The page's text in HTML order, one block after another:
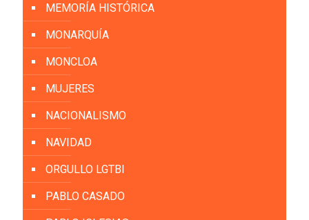
MEMORÍA HISTÓRICA
MONARQUÍA
MONCLOA
MUJERES
NACIONALISMO
NAVIDAD
ORGULLO LGTBI
PABLO CASADO